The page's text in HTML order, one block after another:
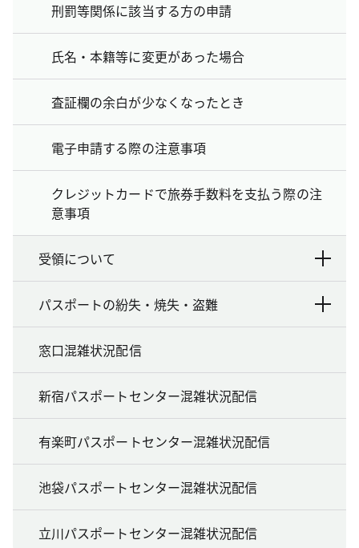
刑罰等関係に該当する方の申請
氏名・本籍等に変更があった場合
査証欄の余白が少なくなったとき
電子申請する際の注意事項
クレジットカードで旅券手数料を支払う際の注
意事項
受領について
パスポートの紛失・焼失・盗難
窓口混雑状況配信
新宿パスポートセンター混雑状況配信
有楽町パスポートセンター混雑状況配信
池袋パスポートセンター混雑状況配信
立川パスポートセンター混雑状況配信